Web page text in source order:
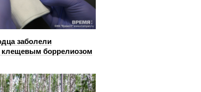
заболели
боррелиозом